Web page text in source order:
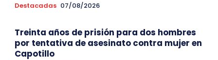
Destacadas 07/08/2026
Treinta años de prisión para dos hombres
por tentativa de asesinato contra mujer en
Capotillo